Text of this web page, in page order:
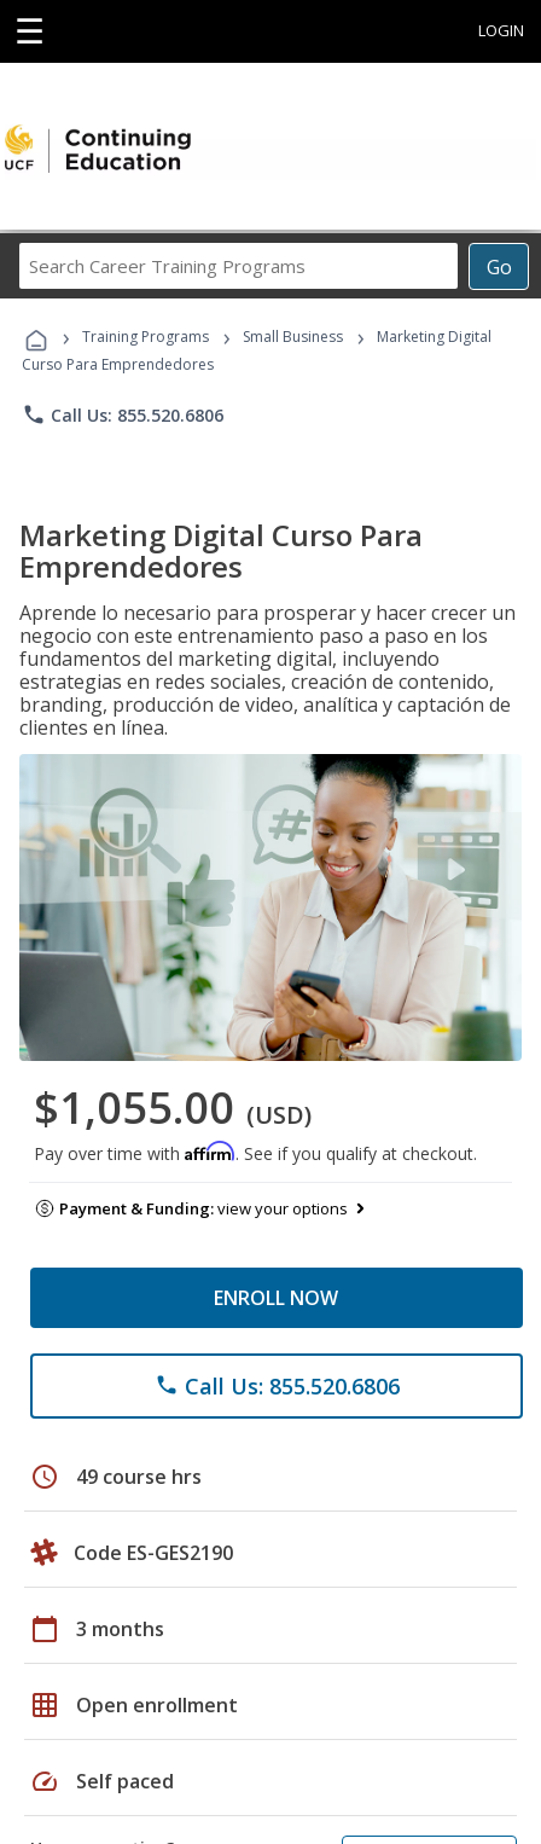
☰ LOGIN
Go
Career
Programs
› Training Programs › Small Business ›
Marketing Digital
Curso Para Emprendedores
phone Call Us: 855.520.6806
Marketing Digital Curso Para
Emprendedores
Aprende lo necesario para prosperar y hacer crecer un
negocio con este entrenamiento paso a paso en los
fundamentos del marketing digital, incluyendo
estrategias en redes sociales, creación de contenido,
branding, producción de video, analítica y captación de
clientes en línea.
$1,055.00 (USD)
Pay over time with Affirm. See if you qualify at checkout.
Payment & Funding:view your options
ENROLL NOW
phone Call Us: 855.520.6806
schedule 49 course hrs
Code ES-GES2190
calendar_today 3 months
grid_on Open enrollment
speed Self paced